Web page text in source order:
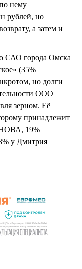
нему
рублей, но
а затем и
САО города Омска
(35%
но долги
ООО
зерном. Её
принадлежит
19%
у Дмитрия